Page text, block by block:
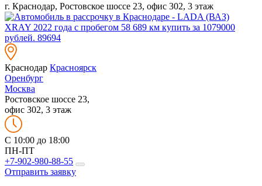
г. Краснодар, Ростовское шоссе 23, офис 302, 3 этаж
Краснодар Красноярск
Оренбург
Москва
Ростовское шоссе 23,
офис 302, 3 этаж
C 10:00 до 18:00
ПН-ПТ
+7-902-980-88-55
Отправить заявку